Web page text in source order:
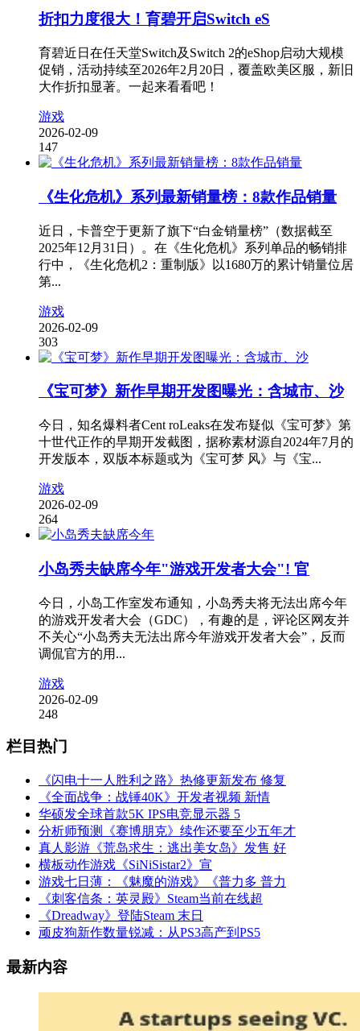
折扣力度很大！育碧开启Switch eS
育碧近日在任天堂Switch及Switch 2的eShop启动大规模
促销，活动持续至2026年2月20日，覆盖欧美区服，新旧
大作折扣显著。一起来看看吧！
游戏
2026-02-09
147
《生化危机》系列最新销量榜：8款作品销量
近日，卡普空于更新了旗下“白金销量榜”（数据截至
2025年12月31日）。在《生化危机》系列单品的畅销排
行中，《生化危机2：重制版》以1680万的累计销量位居
第...
游戏
2026-02-09
303
《宝可梦》新作早期开发图曝光：含城市、沙
今日，知名爆料者Cent roLeaks在发布疑似《宝可梦》第
十世代正作的早期开发截图，据称素材源自2024年7月的
开发版本，双版本标题或为《宝可梦 风》与《宝...
游戏
2026-02-09
264
小岛秀夫缺席今年"游戏开发者大会"! 官
今日，小岛工作室发布通知，小岛秀夫将无法出席今年
的游戏开发者大会（GDC），有趣的是，评论区网友并
不关心“小岛秀夫无法出席今年游戏开发者大会”，反而
调侃官方的用...
游戏
2026-02-09
248
栏目热门
《闪电十一人胜利之路》热修更新发布 修复
《全面战争：战锤40K》开发者视频 新情
华硕发全球首款5K IPS电竞显示器 5
分析师预测《赛博朋克》续作还要至少五年才
真人影游《荒岛求生：逃出美女岛》发售 好
横板动作游戏《SiNiSistar2》宣
游戏七日薄：《魅魔的游戏》《普力多 普力
《刺客信条：英灵殿》Steam当前在线超
《Dreadway》登陆Steam 末日
顽皮狗新作数量锐减：从PS3高产到PS5
最新内容